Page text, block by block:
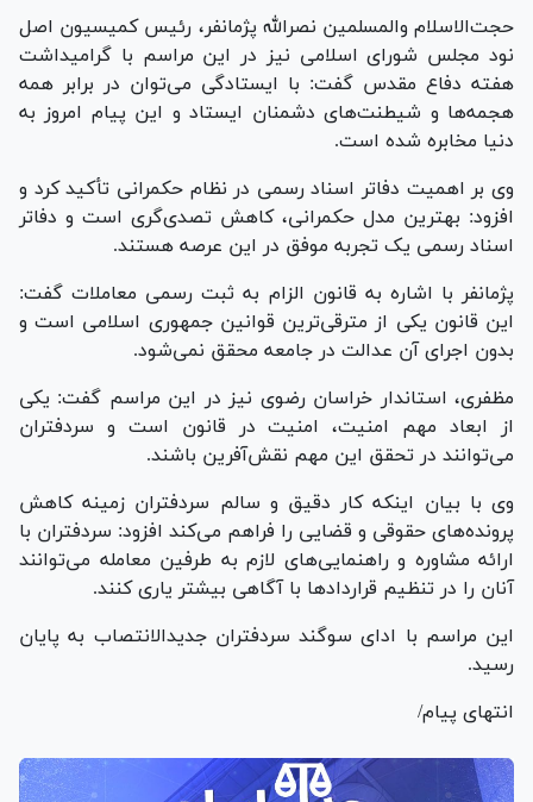
حجت‌الاسلام والمسلمین نصرالله پژمانفر، رئیس کمیسیون اصل
نود مجلس شورای اسلامی نیز در این مراسم با گرامیداشت
هفته دفاع مقدس گفت: با ایستادگی می‌توان در برابر همه
هجمه‌ها و شیطنت‌های دشمنان ایستاد و این پیام امروز به
دنیا مخابره شده است.
وی بر اهمیت دفاتر اسناد رسمی در نظام حکمرانی تأکید کرد و
افزود: بهترین مدل حکمرانی، کاهش تصدی‌گری است و دفاتر
اسناد رسمی یک تجربه موفق در این عرصه هستند.
پژمانفر با اشاره به قانون الزام به ثبت رسمی معاملات گفت:
این قانون یکی از مترقی‌ترین قوانین جمهوری اسلامی است و
بدون اجرای آن عدالت در جامعه محقق نمی‌شود.
مظفری، استاندار خراسان رضوی نیز در این مراسم گفت: یکی
از ابعاد مهم امنیت، امنیت در قانون است و سردفتران
می‌توانند در تحقق این مهم نقش‌آفرین باشند.
وی با بیان اینکه کار دقیق و سالم سردفتران زمینه کاهش
پرونده‌های حقوقی و قضایی را فراهم می‌کند افزود: سردفتران با
ارائه مشاوره و راهنمایی‌های لازم به طرفین معامله می‌توانند
آنان را در تنظیم قرارداد‌ها با آگاهی بیشتر یاری کنند.
این مراسم با ادای سوگند سردفتران جدیدالانتصاب به پایان
رسید.
انتهای پیام/